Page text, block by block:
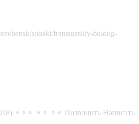
sobaki/frantsuzskiy-buldog-
⚬⚬⚬ ⚬⚬ ⚬⚬ Позвонить Написать